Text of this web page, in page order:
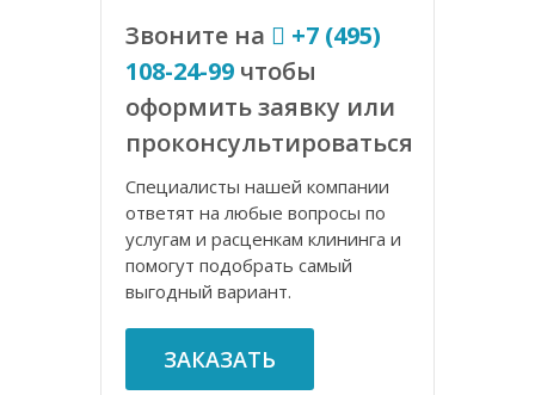
Звоните на
+7 (495)
108-24-99 чтобы
оформить заявку или
проконсультироваться
Специалисты нашей компании
ответят на любые вопросы по
услугам и расценкам клининга и
помогут подобрать самый
выгодный вариант.
ЗАКАЗАТЬ